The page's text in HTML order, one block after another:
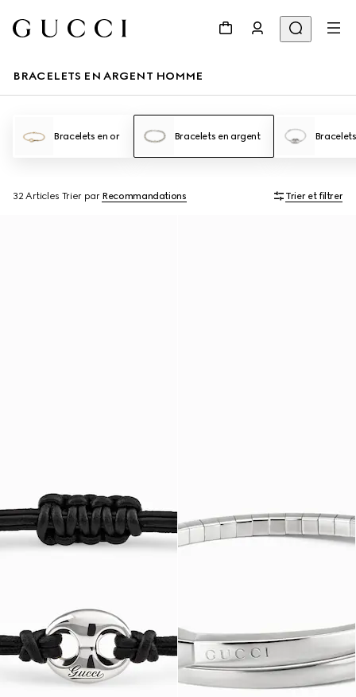
BRACELETS EN ARGENT HOMME
Bracelets en or Bracelets en argent
32 Articles Trier par Recommandations Trier et filtrer